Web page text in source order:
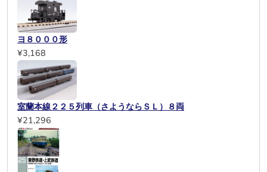
ヨ８０００形
¥3,168
室蘭本線２２５列車（さようならＳＬ）８両
¥21,296